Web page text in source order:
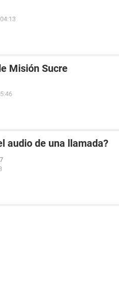
Misión Sucre
audio de una llamada?